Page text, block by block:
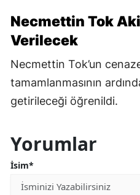
Necmettin Tok
Verilecek
Necmettin Tok’un
tamamlanmasının
getirileceği öğrenildi.
Yorumlar
İsim*